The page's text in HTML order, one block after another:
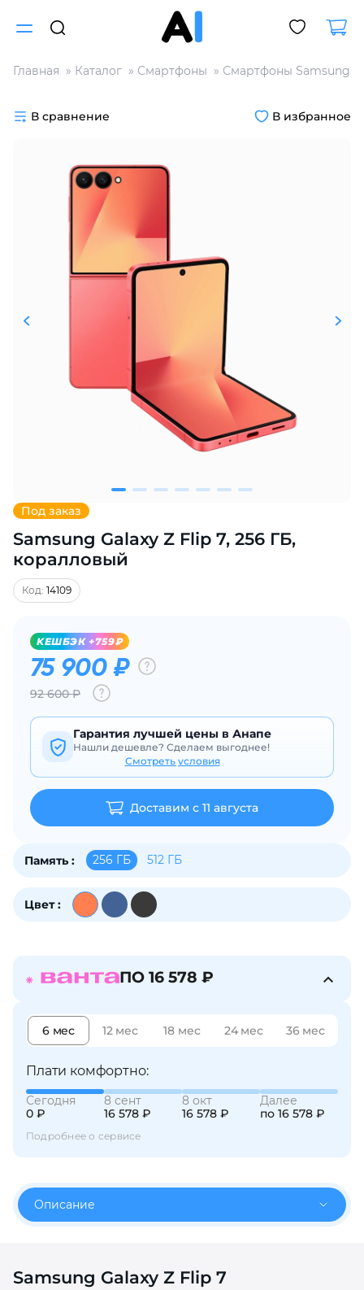
Главная Каталог Смартфоны Смартфоны Samsung
Под заказ
Samsung Galaxy Z Flip 7, 256 ГБ,
коралловый
Код: 14109
KЕШБЭК +759₽
75 900 ₽
92 600 Р
Гарантия лучшей цены в Анапе
Нашли дешевле? Сделаем выгоднее!
Смотреть условия
Доставим с 11 августа
В сравнение В избранное
Память : 256 ГБ 512 ГБ
Цвет :
ПО 16 578 ₽
6 мес 12 мес 18 мес 24 мес 36 мес
Плати комфортно:
Сегодня
0 ₽
8 сент
16 578 ₽
8 окт
16 578 ₽
Далее
по 16 578 ₽
Подробнее о сервисе
Описание
Samsung Galaxy Z Flip 7
Для клиентов всех банков
Разбейте
оплатуна части
без переплат
График платежей
25
Добавляйте товары
% картой любого банка
Получайте товар
выбранный способом
списываться
по25%каждые 2 недели
Подробнее
об оплате Плайтом
недели
раз в 2 недели
Остались вопросы?
8 800 302-02-51